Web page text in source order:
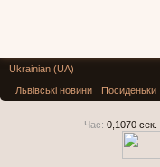
Ukrainian (UA)
Львівські новини
Посиденьки
Час: 0,1070 сек.